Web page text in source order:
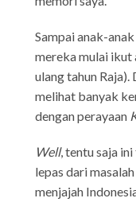
Sampai anak-
mereka mulai ikut
ulang tahun
melihat banyak
dengan perayaan
Well, tentu saja
lepas dari
menjajah